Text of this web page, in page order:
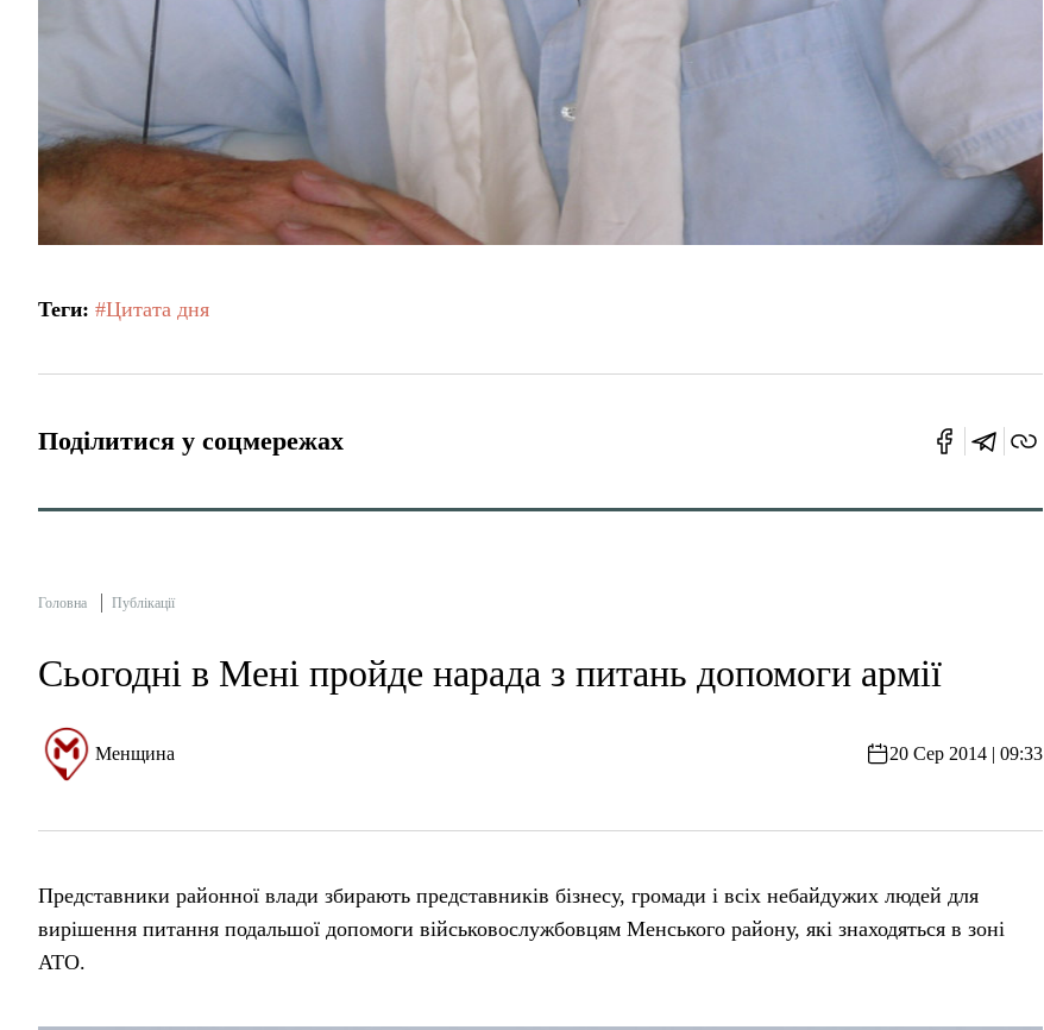
Теги: #Цитата дня
Поділитися у соцмережах
Головна Публікації
Сьогодні в Мені пройде нарада з питань допомоги армії
Менщина 20 Сер 2014 | 09:33
Представники районної влади збирають представників бізнесу, громади і всіх небайдужих людей для
вирішення питання подальшої допомоги військовослужбовцям Менського району, які знаходяться в зоні
АТО.